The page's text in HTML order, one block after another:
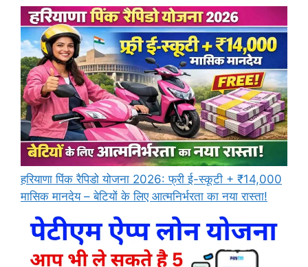
हरियाणा पिंक रैपिडो योजना 2026: फ्री ई-स्कूटी + ₹14,000
मासिक मानदेय – बेटियों के लिए आत्मनिर्भरता का नया रास्ता!